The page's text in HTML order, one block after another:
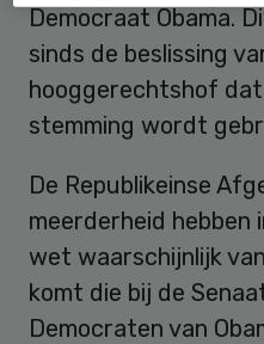
Democraat Obama.
sinds de beslissing
hooggerechtshof
stemming wordt
De Republikeinse
meerderheid hebben
wet waarschijnlijk
komt die bij de
Democraten van